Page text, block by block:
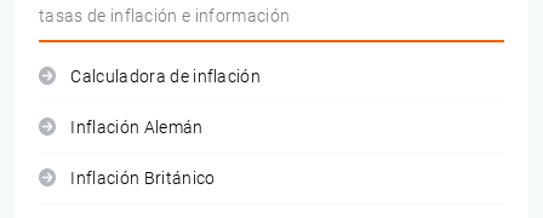
tasas de inflación e información
Calculadora de inflación
Inflación Alemán
Inflación Británico